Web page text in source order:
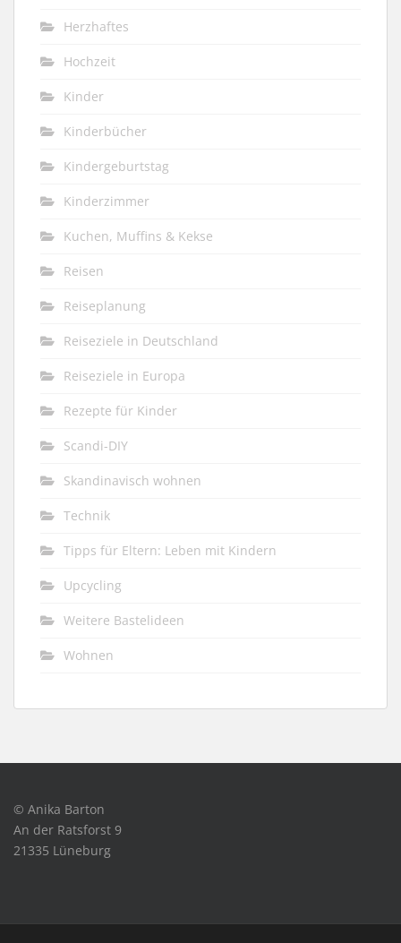
Herzhaftes
Hochzeit
Kinder
Kinderbücher
Kindergeburtstag
Kinderzimmer
Kuchen, Muffins & Kekse
Reisen
Reiseplanung
Reiseziele in Deutschland
Reiseziele in Europa
Rezepte für Kinder
Scandi-DIY
Skandinavisch wohnen
Technik
Tipps für Eltern: Leben mit Kindern
Upcycling
Weitere Bastelideen
Wohnen
© Anika Barton
An der Ratsforst 9
21335 Lüneburg